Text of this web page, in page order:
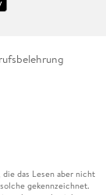
das Lesen aber nicht
gekennzeichnet.